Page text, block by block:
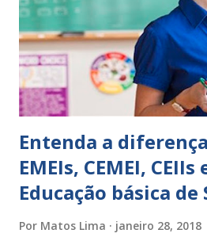
conceitos, está em fase de
Apresenta dificuldades de auto-
Ainda não desenvolveu habilidades
ambiente...
Entenda a
EMEIs, CEMEI, CEIIs
Educação básica de
Por Matos Lima janeiro 28, 2018